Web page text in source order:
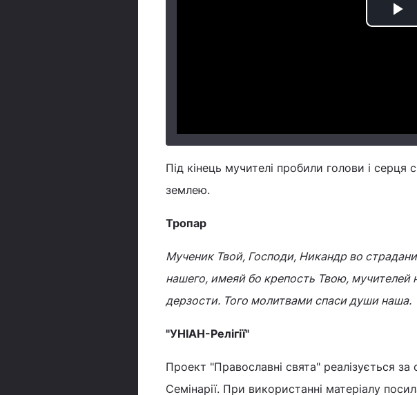
Під кінець мучителі пробили голови і
землею.
Тропар
Мученик Твой, Господи, Никандр во
нашего, имеяй бо крепость Твою,
дерзости. Того молитвами спаси души наша.
"УНІАН-Релігії"
Проект "Православні свята" реалізується за
Семінарії. При використанні матеріалу